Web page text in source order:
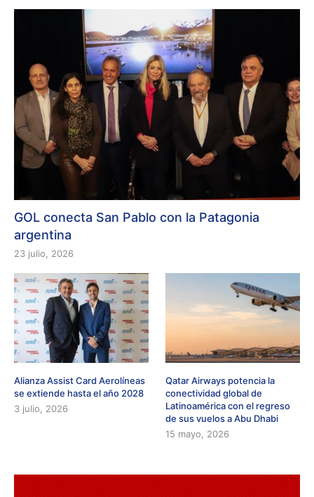
GOL conecta San Pablo con la Patagonia
argentina
23 julio, 2026
Alianza Assist Card Aerolíneas
se extiende hasta el año 2028
3 julio, 2026
Qatar Airways potencia la
conectividad global de
Latinoamérica con el regreso
de sus vuelos a Abu Dhabi
15 mayo, 2026